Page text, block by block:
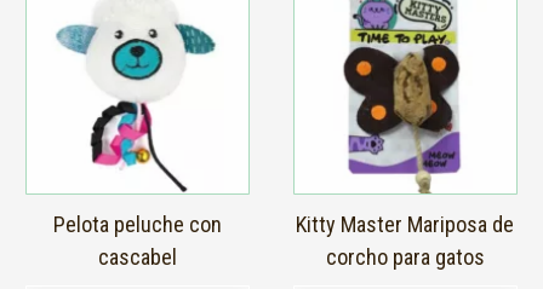
Pelota peluche con
cascabel
Kitty Master Mariposa de
corcho para gatos